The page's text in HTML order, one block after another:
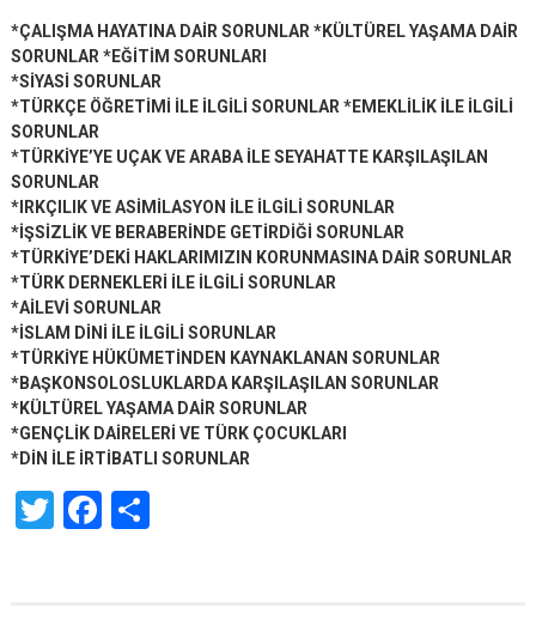
*ÇALIŞMA HAYATINA DAİR SORUNLAR *KÜLTÜREL YAŞAMA DAİR
SORUNLAR *EĞİTİM SORUNLARI
*SİYASİ SORUNLAR
*TÜRKÇE ÖĞRETİMİ İLE İLGİLİ SORUNLAR *EMEKLİLİK İLE İLGİLİ
SORUNLAR
*TÜRKİYE’YE UÇAK VE ARABA İLE SEYAHATTE KARŞILAŞILAN
SORUNLAR
*IRKÇILIK VE ASİMİLASYON İLE İLGİLİ SORUNLAR
*İŞSİZLİK VE BERABERİNDE GETİRDİĞİ SORUNLAR
*TÜRKİYE’DEKİ HAKLARIMIZIN KORUNMASINA DAİR SORUNLAR
*TÜRK DERNEKLERİ İLE İLGİLİ SORUNLAR
*AİLEVİ SORUNLAR
*İSLAM DİNİ İLE İLGİLİ SORUNLAR
*TÜRKİYE HÜKÜMETİNDEN KAYNAKLANAN SORUNLAR
*BAŞKONSOLOSLUKLARDA KARŞILAŞILAN SORUNLAR
*KÜLTÜREL YAŞAMA DAİR SORUNLAR
*GENÇLİK DAİRELERİ VE TÜRK ÇOCUKLARI
*DİN İLE İRTİBATLI SORUNLAR
TwitterFacebook